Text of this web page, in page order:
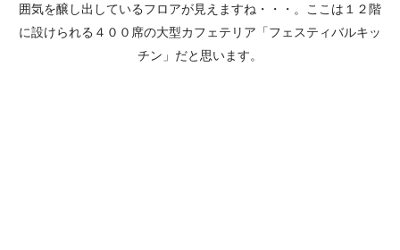
囲気を醸し出しているフロアが見えますね・・・。ここは１２階
に設けられる４００席の大型カフェテリア「フェスティバルキッ
チン」だと思います。